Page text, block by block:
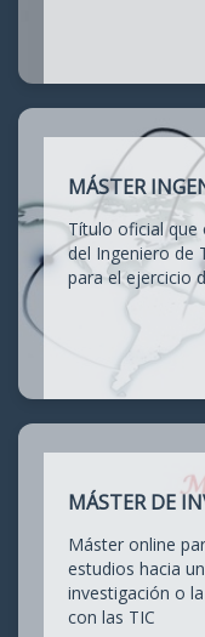
MÁSTER
Título oficial que
del Ingeniero de
para el ejercicio
MÁSTER DE
Máster online
estudios hacia
investigación o
con las TIC